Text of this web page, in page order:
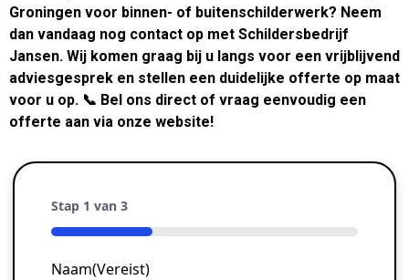
Groningen voor binnen- of buitenschilderwerk? Neem
dan vandaag nog contact op met Schildersbedrijf
Jansen. Wij komen graag bij u langs voor een vrijblijvend
adviesgesprek en stellen een duidelijke offerte op maat
voor u op. 📞 Bel ons direct of vraag eenvoudig een
offerte aan via onze website!
Stap 1 van 3
33%
Naam(Vereist)